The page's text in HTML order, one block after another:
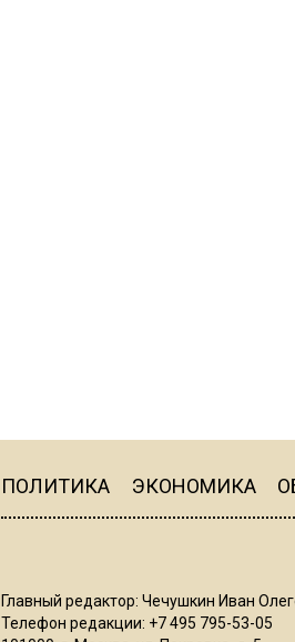
ПОЛИТИКА ЭКОНОМИКА
Главный редактор: Чечушкин Иван
Телефон редакции: +7 495 795-53-05